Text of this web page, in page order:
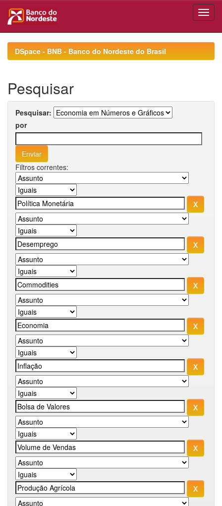
navigationDSpace - BNB - Banco do Nordeste do Brasil
Pesquisar
Pesquisar:
por
Filtros correntes: